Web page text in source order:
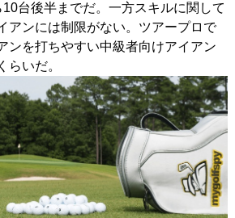
台後半までだ。一方スキルに関して
アンには制限がない。ツアープロで
ンを打ちやすい中級者向けアイアン
らいだ。